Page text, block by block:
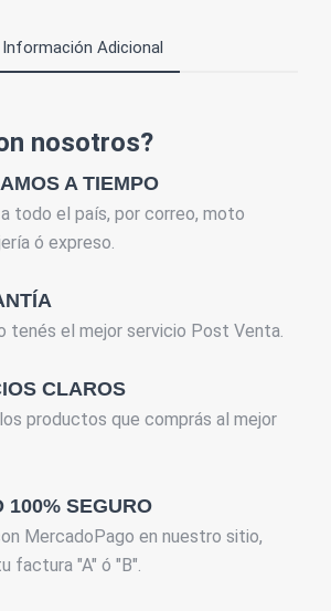
Información Adicional
nosotros?
A TIEMPO
a todo el país, por correo, moto
ó expreso.
tenés el mejor servicio Post Venta.
CLAROS
productos que comprás al mejor
100% SEGURO
MercadoPago en nuestro sitio,
factura "A" ó "B".